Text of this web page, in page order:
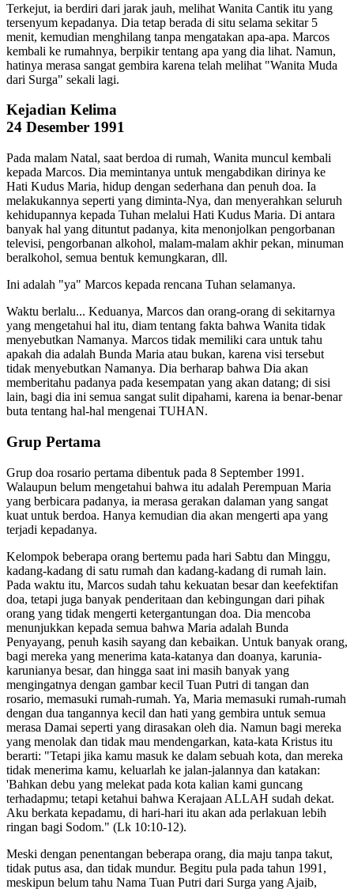
Terkejut, ia berdiri dari jarak jauh, melihat Wanita Cantik itu yang
tersenyum kepadanya. Dia tetap berada di situ selama sekitar 5
menit, kemudian menghilang tanpa mengatakan apa-apa. Marcos
kembali ke rumahnya, berpikir tentang apa yang dia lihat. Namun,
hatinya merasa sangat gembira karena telah melihat "Wanita Muda
dari Surga" sekali lagi.
Kejadian Kelima
24 Desember 1991
Pada malam Natal, saat berdoa di rumah, Wanita muncul kembali
kepada Marcos. Dia memintanya untuk mengabdikan dirinya ke
Hati Kudus Maria, hidup dengan sederhana dan penuh doa. Ia
melakukannya seperti yang diminta-Nya, dan menyerahkan seluruh
kehidupannya kepada Tuhan melalui Hati Kudus Maria. Di antara
banyak hal yang dituntut padanya, kita menonjolkan pengorbanan
televisi, pengorbanan alkohol, malam-malam akhir pekan, minuman
beralkohol, semua bentuk kemungkaran, dll.
Ini adalah "ya" Marcos kepada rencana Tuhan selamanya.
Waktu berlalu... Keduanya, Marcos dan orang-orang di sekitarnya
yang mengetahui hal itu, diam tentang fakta bahwa Wanita tidak
menyebutkan Namanya. Marcos tidak memiliki cara untuk tahu
apakah dia adalah Bunda Maria atau bukan, karena visi tersebut
tidak menyebutkan Namanya. Dia berharap bahwa Dia akan
memberitahu padanya pada kesempatan yang akan datang; di sisi
lain, bagi dia ini semua sangat sulit dipahami, karena ia benar-benar
buta tentang hal-hal mengenai TUHAN.
Grup Pertama
Grup doa rosario pertama dibentuk pada 8 September 1991.
Walaupun belum mengetahui bahwa itu adalah Perempuan Maria
yang berbicara padanya, ia merasa gerakan dalaman yang sangat
kuat untuk berdoa. Hanya kemudian dia akan mengerti apa yang
terjadi kepadanya.
Kelompok beberapa orang bertemu pada hari Sabtu dan Minggu,
kadang-kadang di satu rumah dan kadang-kadang di rumah lain.
Pada waktu itu, Marcos sudah tahu kekuatan besar dan keefektifan
doa, tetapi juga banyak penderitaan dan kebingungan dari pihak
orang yang tidak mengerti ketergantungan doa. Dia mencoba
menunjukkan kepada semua bahwa Maria adalah Bunda
Penyayang, penuh kasih sayang dan kebaikan. Untuk banyak orang,
bagi mereka yang menerima kata-katanya dan doanya, karunia-
karunianya besar, dan hingga saat ini masih banyak yang
mengingatnya dengan gambar kecil Tuan Putri di tangan dan
rosario, memasuki rumah-rumah. Ya, Maria memasuki rumah-rumah
dengan dua tangannya kecil dan hati yang gembira untuk semua
merasa Damai seperti yang dirasakan oleh dia. Namun bagi mereka
yang menolak dan tidak mau mendengarkan, kata-kata Kristus itu
berarti: "Tetapi jika kamu masuk ke dalam sebuah kota, dan mereka
tidak menerima kamu, keluarlah ke jalan-jalannya dan katakan:
'Bahkan debu yang melekat pada kota kalian kami guncang
terhadapmu; tetapi ketahui bahwa Kerajaan ALLAH sudah dekat.
Aku berkata kepadamu, di hari-hari itu akan ada perlakuan lebih
ringan bagi Sodom." (Lk 10:10-12).
Meski dengan penentangan beberapa orang, dia maju tanpa takut,
tidak putus asa, dan tidak mundur. Begitu pula pada tahun 1991,
meskipun belum tahu Nama Tuan Putri dari Surga yang Ajaib,